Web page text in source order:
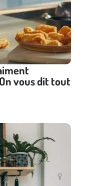
vous dit tout